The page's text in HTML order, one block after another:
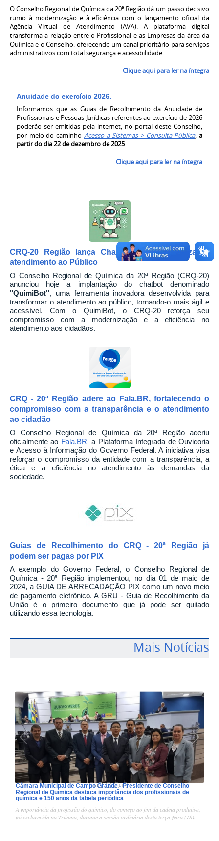
O Conselho Regional de Química da 20ª Região dá um passo decisivo
rumo à modernização e à eficiência com o lançamento oficial da
Agência Virtual de Atendimento (AVA). A plataforma digital
transforma a relação entre o Profissional e as Empresas da área da
Química e o Conselho, oferecendo um canal prioritário para serviços
administrativos com total segurança e acessibilidade.
Clique aqui para ler na íntegra
Anuidade do exercício 2026.
Informamos que as Guias de Recolhimento da Anuidade de
Profissionais e Pessoas Jurídicas referentes ao exercício de 2026
poderão ser emitidas pela internet, no portal deste Conselho,
por meio do caminho Acesso a Sistemas > Consulta Pública,a
partir do dia 22 de dezembro de 2025.
Clique aqui para ler na íntegra
CRQ-20 Região lança Chatbot para modernizar o
atendimento ao Público
O Conselho Regional de Química da 20ª Região (CRQ-20)
anunciou hoje a implantação do chatbot denominado
"QuimiBot", uma ferramenta inovadora desenvolvida para
transformar o atendimento ao público, tornando-o mais ágil e
acessível. Com o QuimiBot, o CRQ-20 reforça seu
compromisso com a modernização e a eficiência no
atendimento aos cidadãos.
CRQ - 20ª Região adere ao Fala.BR, fortalecendo o
compromisso com a transparência e o atendimento
ao cidadão
O Conselho Regional de Química da 20ª Região aderiu
oficialmente ao Fala.BR, a Plataforma Integrada de Ouvidoria
e Acesso à Informação do Governo Federal. A iniciativa visa
reforçar o compromisso da entidade com a transparência, a
ética e a eficiência no atendimento às demandas da
sociedade.
Guias de Recolhimento do CRQ - 20ª Região já
podem ser pagas por PIX
A exemplo do Governo Federal, o Conselho Regional de
Química - 20ª Região implementou, no dia 01 de maio de
2024, a GUIA DE ARRECADAÇÃO PIX como um novo meio
de pagamento eletrônico. A GRU - Guia de Recolhimento da
União é o primeiro documento que já pode ser quitado
utilizando essa tecnologia.
Mais Notícias
Câmara Municipal de Campo Grande - Presidente de Conselho
Regional de Química destaca importância dos profissionais de
química e 150 anos da tabela periódica
A importância da profissão do químico, do começo ao fim da cadeia produtiva,
foi esclarecida na Tribuna, durante a sessão ordinária desta terça-feira (18).